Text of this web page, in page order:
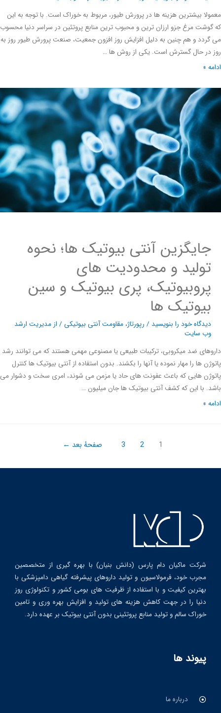
بیشترین هزینه ها در پرورش طیور، مربوط به خوراک است. با توجه به این
مرغ جزو ارزان ترین و محبوب ترین منابع پروتئین در سراسر دنیا محسوب
و هم چنین به دلیل افزایش روز افزون جمعیت، صنعت پرورش طیور روز به
در حال گسترش است. یکی از روش ها …
»
جایگزین آنتی بیوتیک ها؛ نحوه
تولید و محدودیت های
پروبیوتیک، پری بیوتیک و سین
بیوتیک ها
دیدگاه‌ خود را بنویسید/رپورتاژ،مقاومت آنتی بیوتیکی/ از مدیریت ارشد
وب سایت
ضد میکروبی، ترکیبات طبیعی یا مصنوعی مهمی هستند که می توانند رشد
ها را مهار نموده یا آنها را بکشند. بدون استفاده از آنتی بیوتیک ها کنترل
هایی که باعث عفونت های حاد یا مزمن می شوند، امری سخت و دشوار می
با این که کشف آنتی بیوتیک ها جان میلیون …
»
صفحهٔ بعد←
شرکت ماکیان دام پارس (دانش بنیان) با بهره گیری از متخصصین
مجرب خود، فرمولاسیون و تولید داروهای پیشرفته گیاهی دامپزشکی با
بهترین کیفیت و با استفاده از ظرفیت های بومی کشور و تکنولوژی روز
دنیا را در جهت کاهش هزینه های تولید و افزایش بهره وری و تامین
خوراک سالم و تولید منابع پروتئینی بدون آنتی بیوتیک بر عهده دارد.
پیوند ها
درباره ما